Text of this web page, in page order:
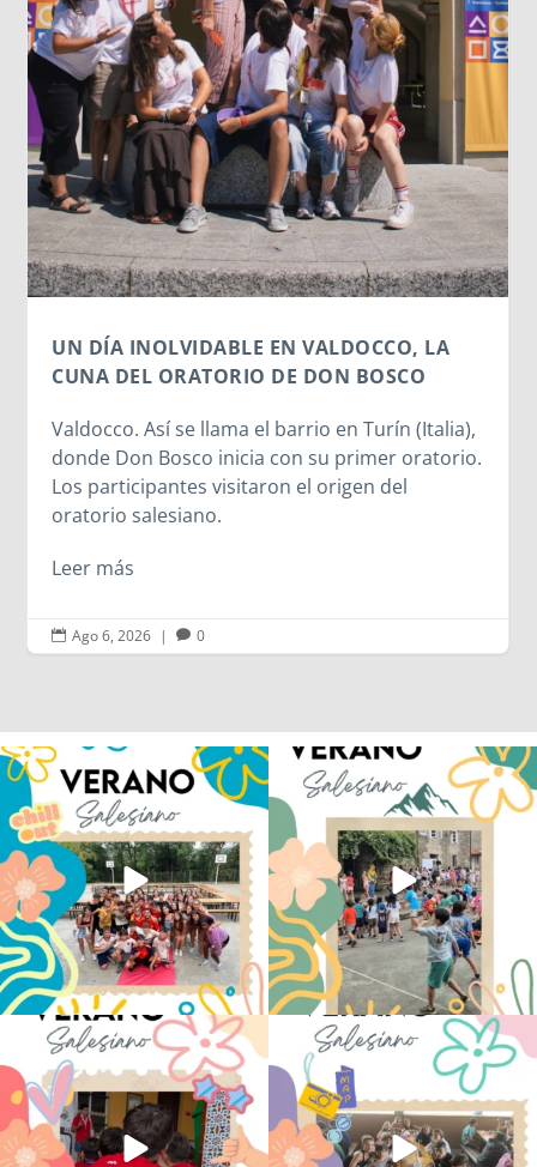
IDENTIDAD EN JUEGO
Cada vez que jugamos con la inteligencia
artificial subiendo nuestra imagen para
un avatar gracioso, en el fondo estamos
cediendo una parte de nuestra identidad. El
escaneo facial no es un simple pasatiempo
inofensivo; nuestra cara es una seña de
identidad...
Leer más
 Ago 6, 2026
Los alumnos de 6º de Primaria, 1º y 2º
de la ESO...
146 2
La diversión y la alegría también se han
sentido...
97 0
No hay verano sin que sea Salesiano ❤️
💫 en Luz 4
...
0
viviendo la alegría en el campamento
...